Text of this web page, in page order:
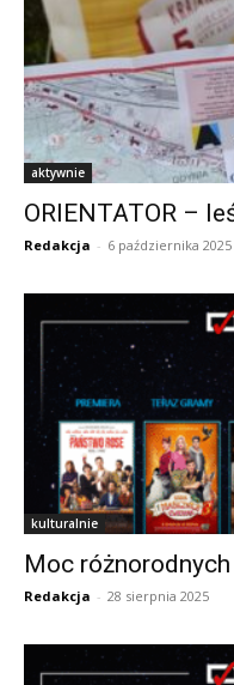
aktywnie
ORIENTATOR –
Redakcja - 6 października 2025
kulturalnie
Moc
Redakcja - 28 sierpnia 2025